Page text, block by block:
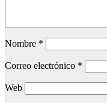
Nombre *
Correo electrónico *
Web